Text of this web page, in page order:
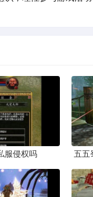
服侵权吗 五五